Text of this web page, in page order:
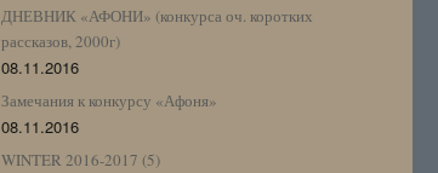
ДНЕВНИК «АФОНИ» (конкурса оч. коротких
рассказов, 2000г)
08.11.2016
Замечания к конкурсу «Афоня»
08.11.2016
WINTER 2016-2017 (5)